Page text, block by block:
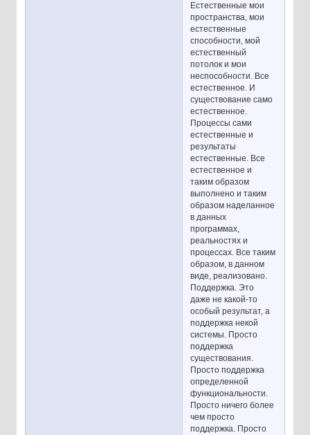
Естественные мои
пространства, мои
естественные
способности, мой
естественный
потолок и мои
неспособности. Все
естественное. И
существование само
естественное.
Процессы сами
естественные и
результаты
естественные. Все
естественное и
таким образом
выполнено и таким
образом наделанное
в данных
программах,
реальностях и
процессах. Все таким
образом, в данном
виде, реализовано.
Поддержка. Это
даже не какой-то
особый результат, а
поддержка некой
системы. Просто
поддержка
существования.
Просто поддержка
определенной
функциональности.
Просто ничего более
чем просто
поддержка. Просто